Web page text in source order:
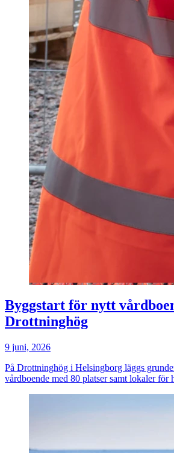
Byggstart för nytt
Drottninghög
9 juni, 2026
På Drottninghög i Helsingborg läggs
vårdboende med 80 platser samt lokaler